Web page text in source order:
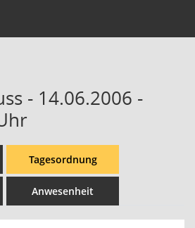
- 14.06.2006 -
Tagesordnung
Anwesenheit